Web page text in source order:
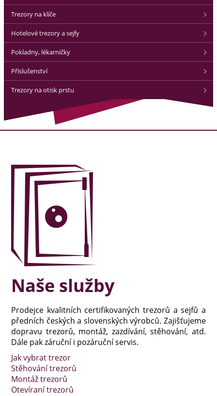
Trezory na klíče
Hotelové trezory a sejfy
Pokladny, lékarničky
Příslušenství
Trezory na otisk prstu
Naše služby
Prodejce kvalitních certifikovaných trezorů a sejfů a
předních českých a slovenských výrobců. Zajišťujeme
dopravu trezorů, montáž, zazdívání, stěhování, atd.
Dále pak záruční i pozáruční servis.
Jak vybrat trezor
Stěhování trezorů
Montáž trezorů
Otevíraní trezorů